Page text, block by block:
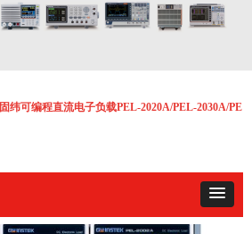
固纬可编程直流电子负载PEL-2020A/PEL-2030A/PE